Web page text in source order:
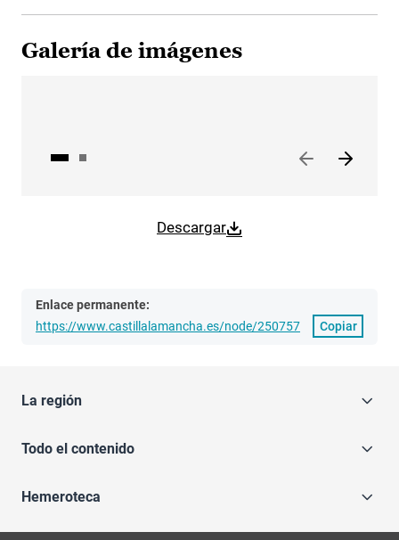
Galería de imágenes
Descargar
Enlace permanente:
https://www.castillalamancha.es/node/250757
Copiar
La región
Todo el contenido
Hemeroteca